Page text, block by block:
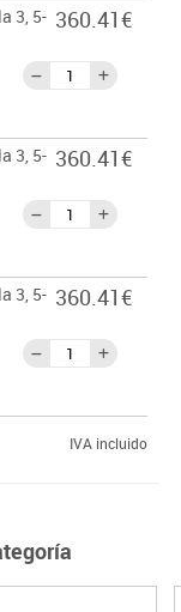
3, 5- 360.41€
3, 5- 360.41€
3, 5- 360.41€
IVA incluido